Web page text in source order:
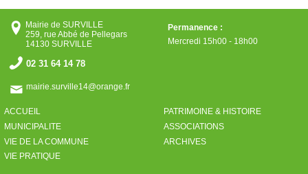
Mairie de SURVILLE
259, rue Abbé de Pellegars
14130 SURVILLE
02 31 64 14 78
mairie.surville14@orange.fr
Permanence :
Mercredi 15h00 - 18h00
ACCUEIL
PATRIMOINE & HISTOIRE
MUNICIPALITE
ASSOCIATIONS
VIE DE LA COMMUNE
ARCHIVES
VIE PRATIQUE